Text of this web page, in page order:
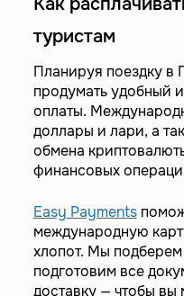
туристам
Планируя поездку в
продумать удобный
оплаты.
доллары и лари, а
обмена
финансовых
Easy Payments
международную
хлопот. Мы
подготовим все
доставку — чтобы вы